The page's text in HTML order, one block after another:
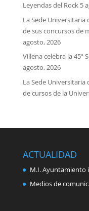
Leyendas del Rock 5
La Sede Universitaria
de sus concursos de
agosto, 2026
Villena celebra la 45ª
agosto, 2026
La Sede
de cursos de la
ACTUALIDAD
M.I. Ayuntamiento
Medios de